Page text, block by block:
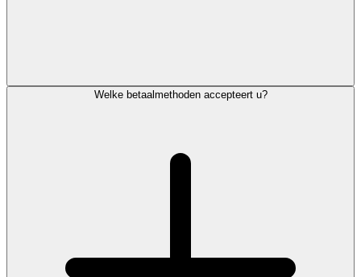
Welke betaalmethoden accepteert u?